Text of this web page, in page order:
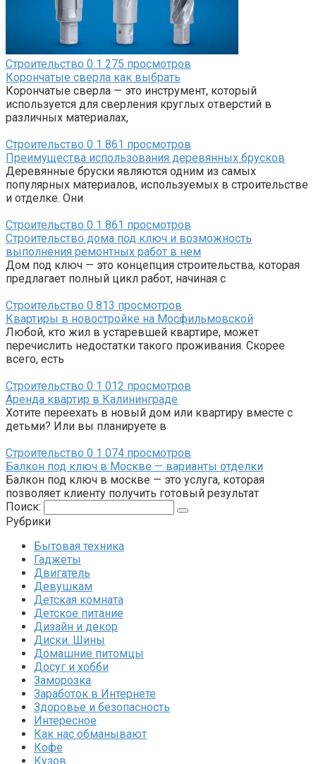
Строительство 0 1 275 просмотров
Корончатые сверла как выбрать
Корончатые сверла — это инструмент, который
используется для сверления круглых отверстий в
различных материалах,
Строительство 0 1 861 просмотров
Преимущества использования деревянных брусков
Деревянные бруски являются одним из самых
популярных материалов, используемых в строительстве
и отделке. Они
Строительство 0 1 861 просмотров
Строительство дома под ключ и возможность
выполнения ремонтных работ в нем
Дом под ключ — это концепция строительства, которая
предлагает полный цикл работ, начиная с
Строительство 0 813 просмотров
Квартиры в новостройке на Мосфильмовской
Любой, кто жил в устаревшей квартире, может
перечислить недостатки такого проживания. Скорее
всего, есть
Строительство 0 1 012 просмотров
Аренда квартир в Калининграде
Хотите переехать в новый дом или квартиру вместе с
детьми? Или вы планируете в
Строительство 0 1 074 просмотров
Балкон под ключ в Москве — варианты отделки
Балкон под ключ в москве — это услуга, которая
позволяет клиенту получить готовый результат
Поиск:
Рубрики
Бытовая техника
Гаджеты
Двигатель
Девушкам
Детская комната
Детское питание
Дизайн и декор
Диски. Шины
Домашние питомцы
Досуг и хобби
Заморозка
Заработок в Интернете
Здоровье и безопасность
Интересное
Как нас обманывают
Кофе
Кузов